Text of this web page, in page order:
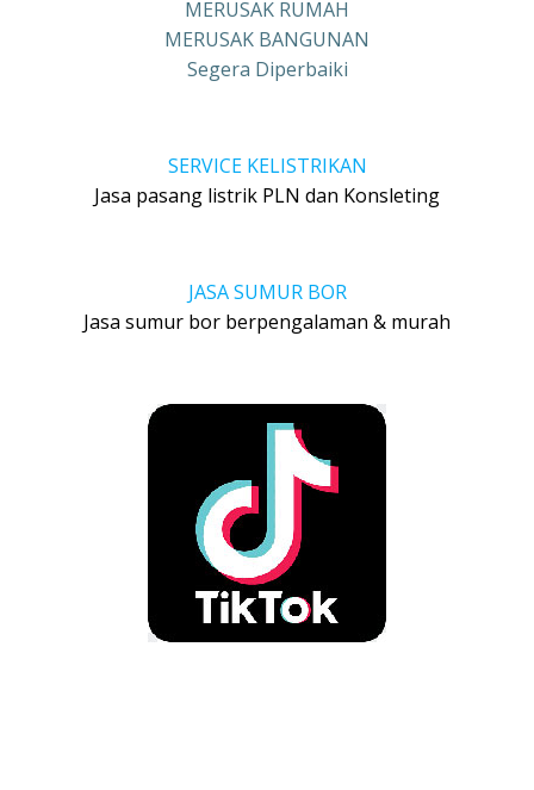
MERUSAK RUMAH
MERUSAK BANGUNAN
Segera Diperbaiki
SERVICE KELISTRIKAN
Jasa pasang listrik PLN dan Konsleting
JASA SUMUR BOR
Jasa sumur bor berpengalaman & murah